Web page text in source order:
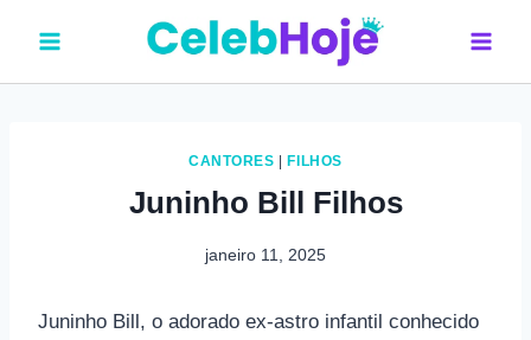
o
CANTORES FILHOS
Juninho Bill Filhos
janeiro 11, 2025
Juninho Bill, o adorado ex-astro infantil conhecido